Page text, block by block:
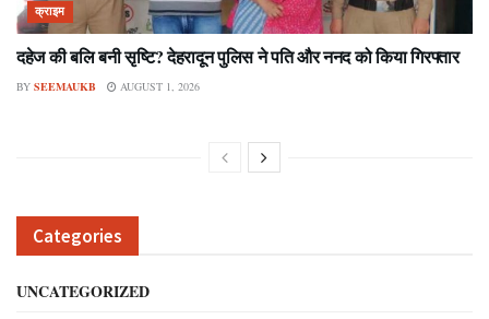
क्राइम
दहेज की बलि बनी सृष्टि? देहरादून पुलिस ने पति और ननद को किया गिरफ्तार
BY SEEMAUKB AUGUST 1, 2026
Categories
UNCATEGORIZED